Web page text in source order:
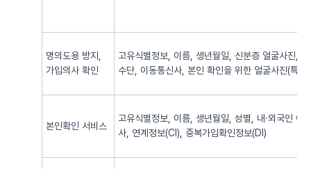
명의도용 방지,
가입의사 확인
고유식별정보, 이름, 생년월일, 신분증 얼굴사진,
수단, 이동통신사, 본인 확인을 위한 얼굴사진(특징
본인확인 서비스
고유식별정보, 이름, 생년월일, 성별, 내·외국인
사, 연계정보(CI), 중복가입확인정보(DI)